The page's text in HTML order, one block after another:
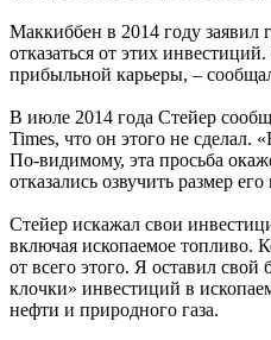
Маккиббен в 2014 году заявил
отказаться от этих
прибыльной карьеры, –
В июле 2014 года Стейер
Times, что он этого не сделал.
По-видимому, эта просьба
отказались озвучить размер
Стейер искажал свои
включая ископаемое топливо.
от всего этого. Я оставил
клочки» инвестиций в
нефти и природного газа.